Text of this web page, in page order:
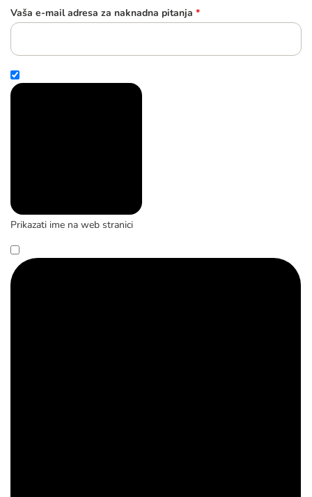
Vaša e-mail adresa za naknadna pitanja *
Prikazati ime na web stranici